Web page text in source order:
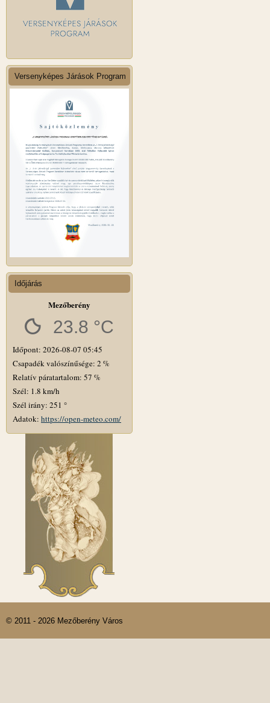
Versenyképes Járások Program
Időjárás
Mezőberény
23.8 °C
Időpont: 2026-08-07 05:45
Csapadék valószínűsége: 2 %
Relatív páratartalom: 57 %
Szél: 1.8 km/h
Szél irány: 251 °
Adatok: https://open-meteo.com/
© 2011 - 2026 Mezőberény Város